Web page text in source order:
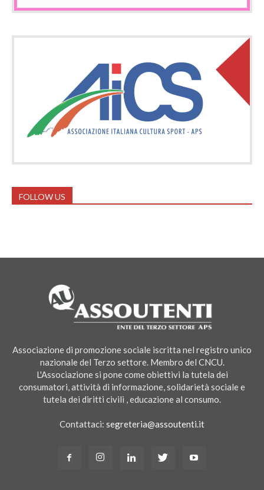
FOLLOW US
Associazione di promozione sociale iscritta nel registro unico
nazionale del Terzo settore. Membro del CNCU.
L'Associazione si pone come obiettivi la tutela dei
consumatori, attività di informazione, solidarietà sociale e
tutela dei diritti civili , educazione al consumo.
Contattaci: segreteria@assoutenti.it